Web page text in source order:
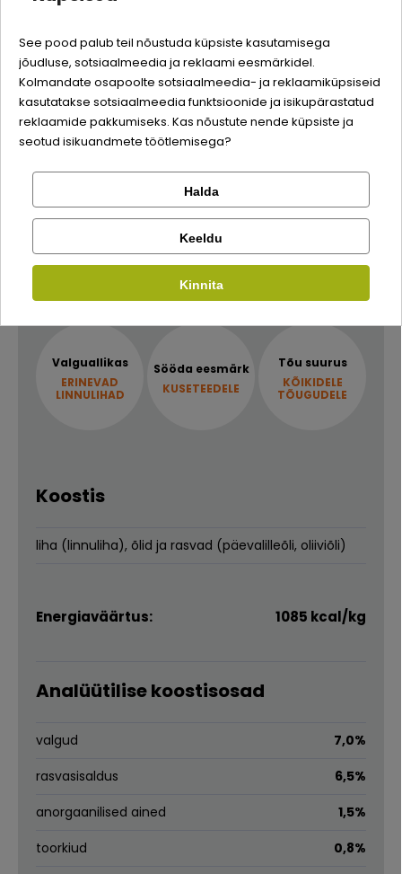
Kirjuta arvustus
taastada alumiste kuseteede funktsiooni. Pärast seda
pidevalt dieettoiduna.
Soovitatav päevane määr
Kehakaal
5 10 20 30
775
Max (g)
390 635 1060 1450 1800 2120 2450
Valguallikas
ERINEVAD
LINNULIHAD
Sööda eesmärk
KUSETEEDELE
Tõu suurus
KÕIKIDELE
TÕUGUDELE
Koostis
liha (linnuliha), õlid ja rasvad (päevalilleõli, oliiviõli)
Energiaväärtus: 1085 kcal/kg
Analüütilise koostisosad
valgud
7,0%
rasvasisaldus
6,5%
anorgaanilised ained
1,5%
toorkiud
0,8%
Quality:
Kirjuta arvustus
Kontrolli tellimust
Logi sisse
Registreeru
Facebook
Google
Ei saa kontole sisse logida?
See pood palub teil nõustuda küpsiste kasutamisega
jõudluse, sotsiaalmeedia ja reklaami eesmärkidel.
Kolmandate osapoolte sotsiaalmeedia- ja reklaamiküpsiseid
kasutatakse sotsiaalmeedia funktsioonide ja isikupärastatud
reklaamide pakkumiseks. Kas nõustute nende küpsiste ja
seotud isikuandmete töötlemisega?
Halda
Keeldu
Kinnita